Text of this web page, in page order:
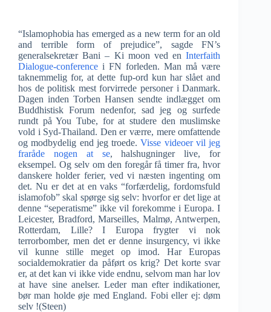
“Islamophobia has emerged as a new term for an old
and terrible form of prejudice”, sagde FN’s
generalsekretær Bani – Ki moon ved enInterfaith
Dialogue-conference i FN forleden. Man må være
taknemmelig for, at dette fup-ord kun har slået and
hos de politisk mest forvirrede personer i Danmark.
Dagen inden Torben Hansen sendte indlægget om
Buddhistisk Forum nedenfor, sad jeg og surfede
rundt på You Tube, for at studere den muslimske
vold i Syd-Thailand. Den er værre, mere omfattende
og modbydelig end jeg troede.Visse videoer vil jeg
fraråde nogen at se, halshugninger live, for
eksempel. Og selv om den foregår få timer fra, hvor
danskere holder ferier, ved vi næsten ingenting om
det. Nu er det at en vaks “forfærdelig, fordomsfuld
islamofob” skal spørge sig selv: hvorfor er det lige at
denne “seperatisme” ikke vil forekomme i Europa. I
Leicester, Bradford, Marseilles, Malmø, Antwerpen,
Rotterdam, Lille? I Europa frygter vi nok
terrorbomber, men det er denne insurgency, vi ikke
vil kunne stille meget op imod. Har Europas
socialdemokratier da påført os krig? Det korte svar
er, at det kan vi ikke vide endnu, selvom man har lov
at have sine anelser. Leder man efter indikationer,
bør man holde øje med England. Fobi eller ej: døm
selv !(Steen)